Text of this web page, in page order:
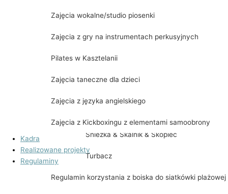
Zajęcia wokalne/studio piosenki
Zajęcia z gry na instrumentach perkusyjnych
Pilates w Kasztelanii
Zajęcia taneczne dla dzieci
Zajęcia z języka angielskiego
Zajęcia z Kickboxingu z elementami samoobrony
Kadra
Realizowane projekty
Regulaminy
Regulamin korzystania z boiska do siatkówki plażowej
Babia Góra
Biskupia Kopa, Śnieżnik, Kowadło,
Kłodzka Góra, Jagodna, Orlica, Szczeliniec
Śnieżka & Skalnik & Skopiec
Turbacz
Biskupia Kopa, Śnieżnik, Kowadło,